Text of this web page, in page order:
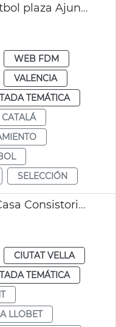
Celebración Mundial fútbol plaza Ajuntament València
WEB FDM
VALENCIA
TEMÁTICA
SELECCIÓN
120 años construcción Casa Consistorial València
CIUTAT VELLA
TEMÁTICA
LLOBET